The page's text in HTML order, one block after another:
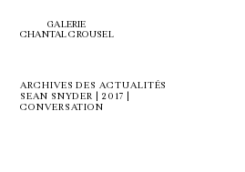
GALERIE
CHANTAL CROUSEL
ARCHIVES DES ACTUALITÉS
SEAN SNYDER | 2017 |
CONVERSATION